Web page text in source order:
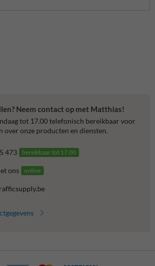
Neem contact op met Matthias!
tot 17.00 telefonisch bereikbaar voor
over onze producten en diensten.
473 bereikbaar tot 17.00
ons online